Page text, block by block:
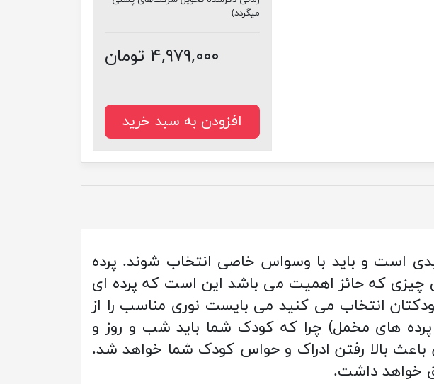
میگردد)
۴,۹۷۹,۰۰۰ تومان
افزودن به سبد خرید
است و باید با وسواس خاصی انتخاب شوند. پرده
چیزی که حائز اهمیت می باشد این است که پرده ای
انتخاب می کنید می بایست نوری مناسب را از
پرده های مخمل) چرا که کودک شما باید شب و روز و
بالا رفتن ادراک و حواس کودک شما خواهد شد.
خواهد داشت.